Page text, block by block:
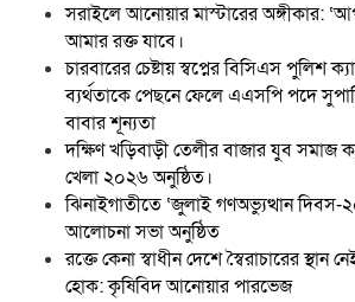
সরাইলে আনোয়ার মাস্টারের অঙ্গীকার:
আমার রক্ত যাবে।
চারবারের চেষ্টায় স্বপ্নের বিসিএস পুলিশ
ব্যর্থতাকে পেছনে ফেলে এএসপি পদে
বাবার শূন্যতা
দক্ষিণ খড়িবাড়ী তেলীর বাজার যুব
খেলা ২০২৬ অনুষ্ঠিত।
ঝিনাইগাতীতে ‘জুলাই গণঅভ্যুত্থান
আলোচনা সভা অনুষ্ঠিত
রক্তে কেনা স্বাধীন দেশে স্বৈরাচারের স্থান
হোক: কৃষিবিদ আনোয়ার পারভেজ